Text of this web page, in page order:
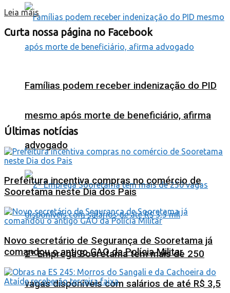
Famílias podem receber indenização do PID
mesmo após morte de beneficiário, afirma
advogado
2º Emprega Sooretama tem mais de 250
vagas disponíveis com salários de até R$ 3,5
Leia mais
Curta nossa página no Facebook
Últimas notícias
Prefeitura incentiva compras no comércio de
Sooretama neste Dia dos Pais
Novo secretário de Segurança de Sooretama já
comandou o antigo GAO da Polícia Militar